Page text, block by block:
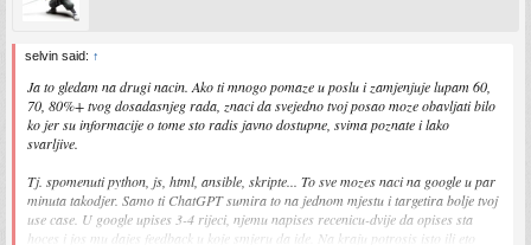
selvin said: ↑
Ja to gledam na drugi nacin. Ako ti mnogo pomaze u poslu i zamjenjuje lupam 60,
70, 80%+ tvog dosadasnjeg rada, znaci da svejedno tvoj posao moze obavljati bilo
ko jer su informacije o tome sto radis javno dostupne, svima poznate i lako
svarljive.
Tj. spomenuti python, js, html, ansible, skripte... To sve mozes naci na google u par
minuta takodjer. Samo ti ChatGPT sumira to na jednom mjestu i targetira bolje tvoj
use case. U google upises 3-4 rijeci, njemu napises recenicu-dvije da opises sta
hoces i jos mu dajes feedback u koje smjeru da ide. Na kraju potrosis isto ili eto